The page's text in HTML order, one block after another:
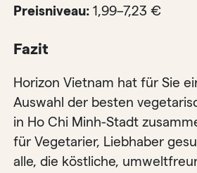
Preisniveau: 1,99–7,23 €
Fazit
Horizon Vietnam hat für Sie
Auswahl der besten
in Ho Chi Minh-Stadt
für Vegetarier, Liebhaber
alle, die köstliche,